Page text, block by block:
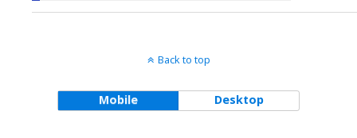
Back to top
Mobile Desktop